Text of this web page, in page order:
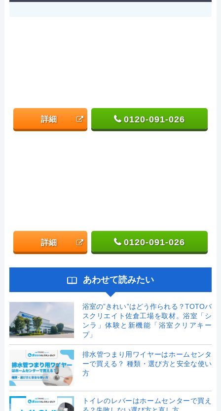
詳細 0120-091-026
詳細 0120-091-026
あわせて読みたい
浴室の”きれい”はどう作られる？TOTOバ
スクリエイト佐倉工場を取材。浴室「シ
ンラ」体験と新機能「浴室クリアキー
プ」
排水管つまり用ワイヤーはホームセンタ
ーで買える？ 種類・選び方と安全な使い
方
トイレのレバーはホームセンターで買え